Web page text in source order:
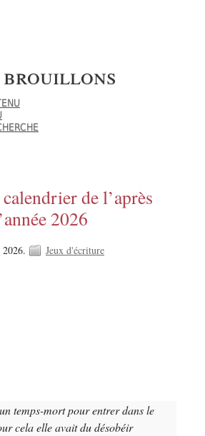
brouillons
de l’après
2026
Jeux d'écriture
temps-mort pour entrer dans le
cela elle avait du désobéir